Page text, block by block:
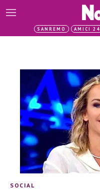
SANREMO AMICI 24
SOCIAL